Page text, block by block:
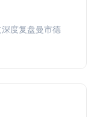
度复盘曼市德